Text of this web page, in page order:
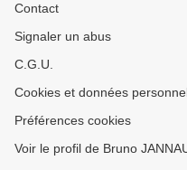
Contact
Signaler un abus
C.G.U.
Cookies et données
Préférences cookies
Voir le profil de Bruno